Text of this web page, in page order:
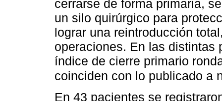
cerrarse de forma primaria,
un silo quirúrgico para
lograr una reintroducción
operaciones. En las distintas
índice de cierre primario
coinciden con lo publicado a
En 43 pacientes se